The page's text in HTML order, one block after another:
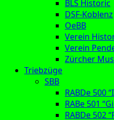
BLS Historic
DSF-Koblenz
OeBB
Verein
Verein
Zürcher
Triebzüge
SBB
RABDe 500
RABe 501
RABDe 502